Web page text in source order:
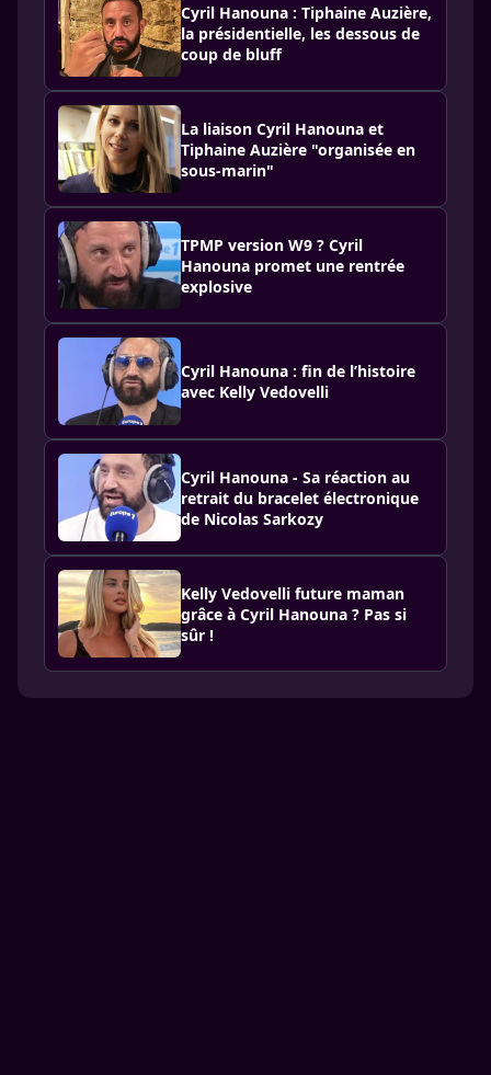
Cyril Hanouna : Tiphaine Auzière,
la présidentielle, les dessous de
coup de bluff
La liaison Cyril Hanouna et
Tiphaine Auzière "organisée en
sous-marin"
TPMP version W9 ? Cyril
Hanouna promet une rentrée
explosive
Cyril Hanouna : fin de l’histoire
avec Kelly Vedovelli
Cyril Hanouna - Sa réaction au
retrait du bracelet électronique
de Nicolas Sarkozy
Kelly Vedovelli future maman
grâce à Cyril Hanouna ? Pas si
sûr !